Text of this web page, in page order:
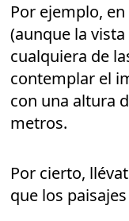
Por ejemplo, en
(aunque la
cualquiera de
contemplar el
con una altura
metros.
Por cierto,
que los